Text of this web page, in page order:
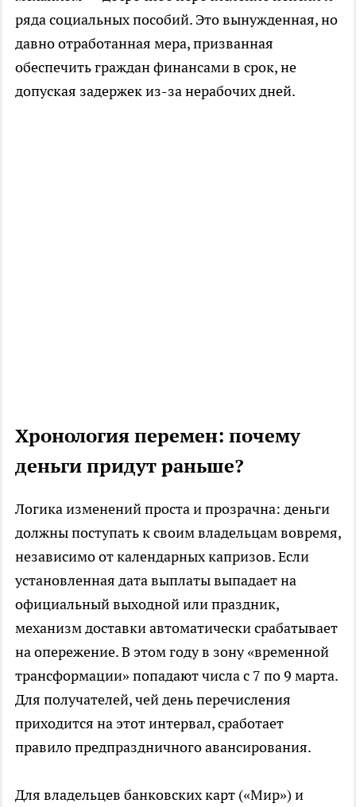
ряда социальных пособий. Это вынужденная, но
давно отработанная мера, призванная
обеспечить граждан финансами в срок, не
допуская задержек из-за нерабочих дней.
Хронология перемен: почему
деньги придут раньше?
Логика изменений проста и прозрачна: деньги
должны поступать к своим владельцам вовремя,
независимо от календарных капризов. Если
установленная дата выплаты выпадает на
официальный выходной или праздник,
механизм доставки автоматически срабатывает
на опережение. В этом году в зону «временной
трансформации» попадают числа с 7 по 9 марта.
Для получателей, чей день перечисления
приходится на этот интервал, сработает
правило предпраздничного авансирования.
Для владельцев банковских карт («Мир») и